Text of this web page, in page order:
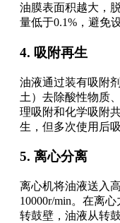
油膜表面积越大，
量低于0.1%，避免
4. 吸附再生
油液通过装有吸附
土）去除酸性物质
理吸附和化学吸附
生，但多次使用后
5. 离心分离
离心机将油液送入
10000r/min。在离
转鼓壁，油液从转